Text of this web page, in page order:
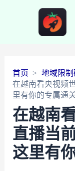
首页
地域限
在越南看央视频
里有你的专属通
在越南
直播当
这里有